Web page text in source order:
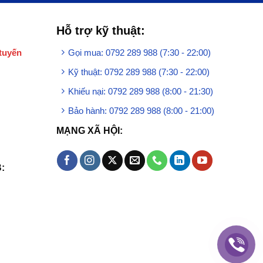
Hỗ trợ kỹ thuật:
Gọi mua: 0792 289 988 (7:30 - 22:00)
Kỹ thuật: 0792 289 988 (7:30 - 22:00)
Khiếu nại: 0792 289 988 (8:00 - 21:30)
Bảo hành: 0792 289 988 (8:00 - 21:00)
MẠNG XÃ HỘI: